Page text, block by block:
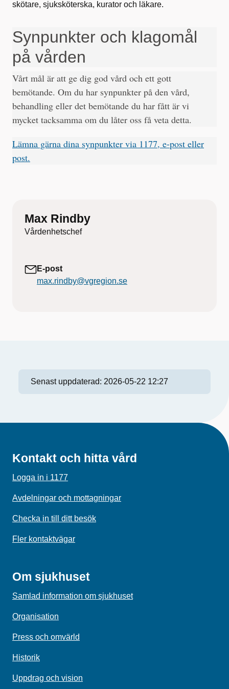
skötare, sjuksköterska, kurator och läkare.
Synpunkter och klagomål
på vården
Vårt mål är att ge dig god vård och ett gott
bemötande. Om du har synpunkter på den vård,
behandling eller det bemötande du har fått är vi
mycket tacksamma om du låter oss få veta detta.
Lämna gärna dina synpunkter via 1177, e-post eller
post.
Max Rindby
Vårdenhetschef
E-post
max.rindby@vgregion.se
Senast uppdaterad: 2026-05-22 12:27
Kontakt och hitta vård
Logga in i 1177
Avdelningar och mottagningar
Checka in till ditt besök
Fler kontaktvägar
Om sjukhuset
Samlad information om sjukhuset
Organisation
Press och omvärld
Historik
Uppdrag och vision